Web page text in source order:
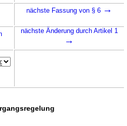
nächste Fassung von § 6 →
nächste Änderung durch Artikel 1
→